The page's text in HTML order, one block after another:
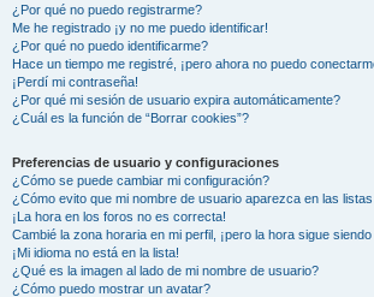
¿Por qué no puedo registrarme?
Me he registrado ¡y no me puedo identificar!
¿Por qué no puedo identificarme?
Hace un tiempo me registré, ¡pero ahora no puedo
¡Perdí mi contraseña!
¿Por qué mi sesión de usuario expira automáticamente?
¿Cuál es la función de “Borrar cookies”?
Preferencias de usuario y configuraciones
¿Cómo se puede cambiar mi configuración?
¿Cómo evito que mi nombre de usuario aparezca en las
¡La hora en los foros no es correcta!
Cambié la zona horaria en mi perfil, ¡pero la hora sigue
¡Mi idioma no está en la lista!
¿Qué es la imagen al lado de mi nombre de usuario?
¿Cómo puedo mostrar un avatar?